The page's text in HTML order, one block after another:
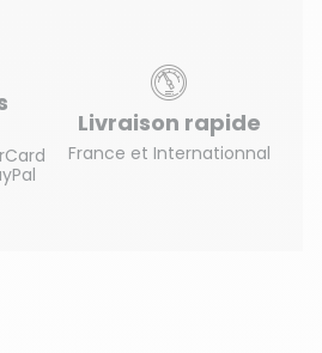
Livraison rapide
France et Internationnal